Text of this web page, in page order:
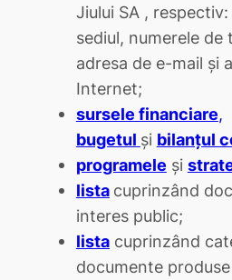
Jiului SA ,
sediul, numerele de
adresa de e-mail şi
Internet;
sursele financiare,
bugetul şi bilanţul
programele şi
lista cuprinzând
interes public;
listacuprinzând
documente